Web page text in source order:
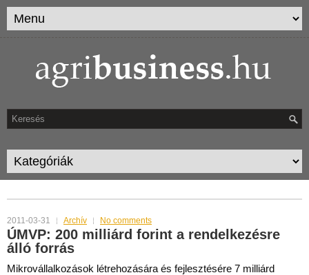
2011-03-31 Archív No comments
ÚMVP: 200 milliárd forint a rendelkezésre
álló forrás
Mikrovállalkozások létrehozására és fejlesztésére 7 milliárd